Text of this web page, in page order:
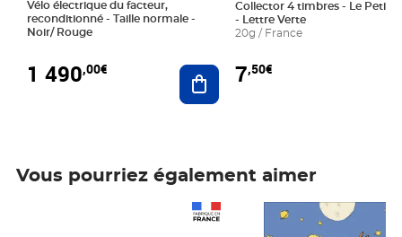
Vélo électrique du facteur,
reconditionné - Taille normale -
Noir/ Rouge
1 490,00€ Ajouter au panier
Collector 4 timbres - Le Petit
- Lettre Verte
20g / France
7,50€
Vous pourriez également aimer
Prix 7,50€